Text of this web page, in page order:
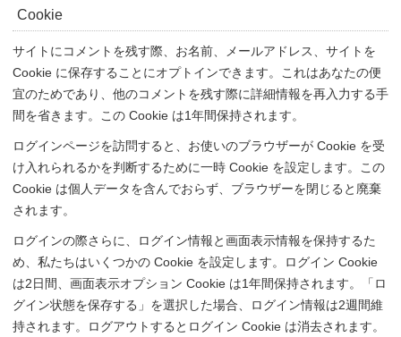
Cookie
サイトにコメントを残す際、お名前、メールアドレス、サイトを
Cookie に保存することにオプトインできます。これはあなたの便
宜のためであり、他のコメントを残す際に詳細情報を再入力する手
間を省きます。この Cookie は1年間保持されます。
ログインページを訪問すると、お使いのブラウザーが Cookie を受
け入れられるかを判断するために一時 Cookie を設定します。この
Cookie は個人データを含んでおらず、ブラウザーを閉じると廃棄
されます。
ログインの際さらに、ログイン情報と画面表示情報を保持するた
め、私たちはいくつかの Cookie を設定します。ログイン Cookie
は2日間、画面表示オプション Cookie は1年間保持されます。「ロ
グイン状態を保存する」を選択した場合、ログイン情報は2週間維
持されます。ログアウトするとログイン Cookie は消去されます。